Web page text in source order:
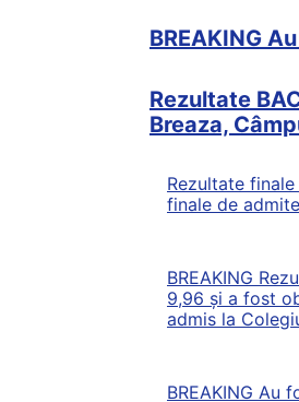
BREAKING
Rezultate
Breaza,
Rezultate
finale de
BREAKING
9,96 și a fost
admis la
BREAKING Au